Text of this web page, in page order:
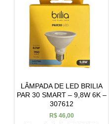
LÂMPADA DE LED BRILIA
PAR 30 SMART – 9,8W 6K –
307612
R$46,00